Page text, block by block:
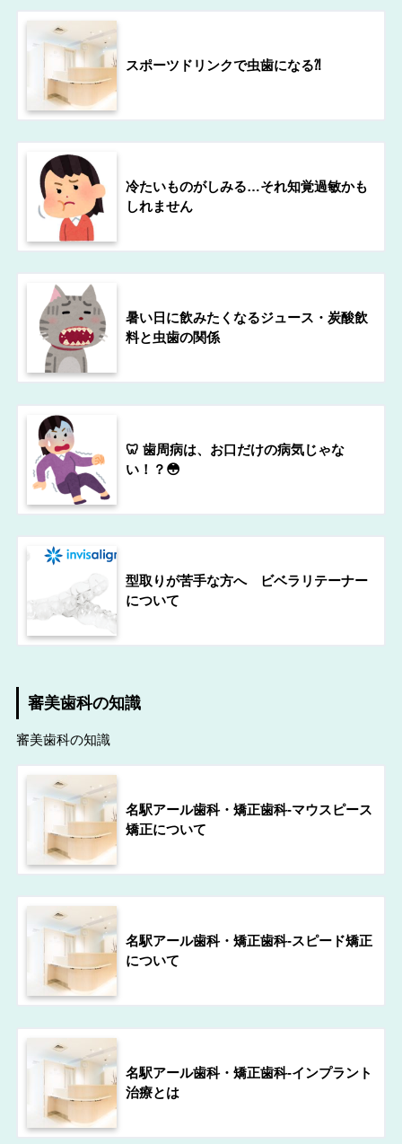
スポーツドリンクで虫歯になる⁈
冷たいものがしみる…それ知覚過敏かも
しれません
暑い日に飲みたくなるジュース・炭酸飲
料と虫歯の関係
🦷 歯周病は、お口だけの病気じゃな
い！？😳
型取りが苦手な方へ ビベラリテーナー
について
審美歯科の知識
審美歯科の知識
名駅アール歯科・矯正歯科-マウスピース
矯正について
名駅アール歯科・矯正歯科-スピード矯正
について
名駅アール歯科・矯正歯科-インプラント
治療とは